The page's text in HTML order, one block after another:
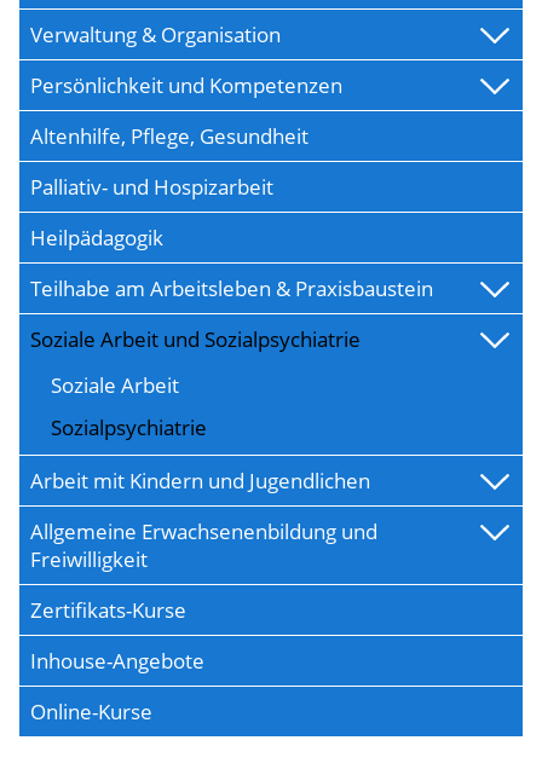
Verwaltung & Organisation
Persönlichkeit und Kompetenzen
Altenhilfe, Pflege, Gesundheit
Palliativ- und Hospizarbeit
Heilpädagogik
Teilhabe am Arbeitsleben & Praxisbaustein
Soziale Arbeit und Sozialpsychiatrie
Soziale Arbeit
Sozialpsychiatrie
Arbeit mit Kindern und Jugendlichen
Allgemeine Erwachsenenbildung und
Freiwilligkeit
Zertifikats-Kurse
Inhouse-Angebote
Online-Kurse